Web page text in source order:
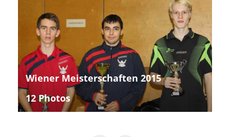
Wiener Meisterschaften 2015
12 Photos